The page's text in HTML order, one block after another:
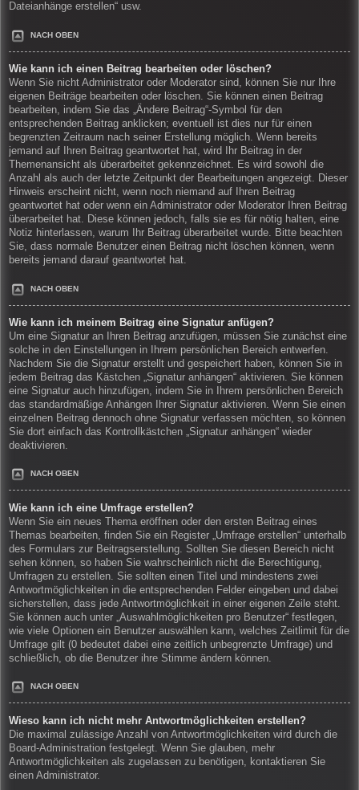
Dateianhänge erstellen“ usw.
NACH OBEN
Wie kann ich einen Beitrag bearbeiten oder löschen?
Wenn Sie nicht Administrator oder Moderator sind, können Sie nur Ihre
eigenen Beiträge bearbeiten oder löschen. Sie können einen Beitrag
bearbeiten, indem Sie das „Ändere Beitrag“-Symbol für den
entsprechenden Beitrag anklicken; eventuell ist dies nur für einen
begrenzten Zeitraum nach seiner Erstellung möglich. Wenn bereits
jemand auf Ihren Beitrag geantwortet hat, wird Ihr Beitrag in der
Themenansicht als überarbeitet gekennzeichnet. Es wird sowohl die
Anzahl als auch der letzte Zeitpunkt der Bearbeitungen angezeigt. Dieser
Hinweis erscheint nicht, wenn noch niemand auf Ihren Beitrag
geantwortet hat oder wenn ein Administrator oder Moderator Ihren Beitrag
überarbeitet hat. Diese können jedoch, falls sie es für nötig halten, eine
Notiz hinterlassen, warum Ihr Beitrag überarbeitet wurde. Bitte beachten
Sie, dass normale Benutzer einen Beitrag nicht löschen können, wenn
bereits jemand darauf geantwortet hat.
NACH OBEN
Wie kann ich meinem Beitrag eine Signatur anfügen?
Um eine Signatur an Ihren Beitrag anzufügen, müssen Sie zunächst eine
solche in den Einstellungen in Ihrem persönlichen Bereich entwerfen.
Nachdem Sie die Signatur erstellt und gespeichert haben, können Sie in
jedem Beitrag das Kästchen „Signatur anhängen“ aktivieren. Sie können
eine Signatur auch hinzufügen, indem Sie in Ihrem persönlichen Bereich
das standardmäßige Anhängen Ihrer Signatur aktivieren. Wenn Sie einen
einzelnen Beitrag dennoch ohne Signatur verfassen möchten, so können
Sie dort einfach das Kontrollkästchen „Signatur anhängen“ wieder
deaktivieren.
NACH OBEN
Wie kann ich eine Umfrage erstellen?
Wenn Sie ein neues Thema eröffnen oder den ersten Beitrag eines
Themas bearbeiten, finden Sie ein Register „Umfrage erstellen“ unterhalb
des Formulars zur Beitragserstellung. Sollten Sie diesen Bereich nicht
sehen können, so haben Sie wahrscheinlich nicht die Berechtigung,
Umfragen zu erstellen. Sie sollten einen Titel und mindestens zwei
Antwortmöglichkeiten in die entsprechenden Felder eingeben und dabei
sicherstellen, dass jede Antwortmöglichkeit in einer eigenen Zeile steht.
Sie können auch unter „Auswahlmöglichkeiten pro Benutzer“ festlegen,
wie viele Optionen ein Benutzer auswählen kann, welches Zeitlimit für die
Umfrage gilt (0 bedeutet dabei eine zeitlich unbegrenzte Umfrage) und
schließlich, ob die Benutzer ihre Stimme ändern können.
NACH OBEN
Wieso kann ich nicht mehr Antwortmöglichkeiten erstellen?
Die maximal zulässige Anzahl von Antwortmöglichkeiten wird durch die
Board-Administration festgelegt. Wenn Sie glauben, mehr
Antwortmöglichkeiten als zugelassen zu benötigen, kontaktieren Sie
einen Administrator.